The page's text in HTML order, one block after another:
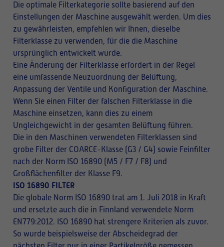
Die optimale Filterkategorie sollte basierend auf den
Einstellungen der Maschine ausgewählt werden. Um dies
zu gewährleisten, empfehlen wir Ihnen, dieselbe
Filterklasse zu verwenden, für die die Maschine
ursprünglich entwickelt wurde.
Eine Änderung der Filterklasse erfordert in der Regel
eine umfassende Neuzuordnung der Belüftung,
Anpassung der Ventile und Konfiguration der Maschine.
Wenn Sie einen Filter der falschen Filterklasse in die
Maschine einsetzen, kann dies zu einem
Ungleichgewicht in der gesamten Belüftung führen.
Die in den Maschinen verwendeten Filterklassen sind
grobe Filter der COARCE-Klasse (G3 / G4) sowie Feinfilter
nach der Norm ISO 16890 (M5 / F7 / F8) und
Großflächenfilter der Klasse F9.
ISO 16890 FILTER
Die globale Norm ISO 16890 trat am 1. Juli 2018 in Kraft
und ersetzte auch die in Finnland verwendete Norm
EN779:2012. ISO 16890 hat strengere Kriterien als zuvor.
So wurde beispielsweise der Abscheidegrad der